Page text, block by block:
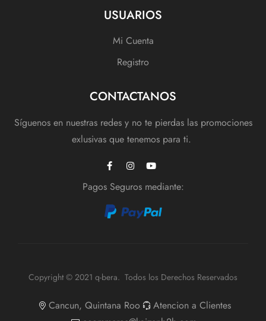
USUARIOS
Mi Cuenta
Registro
CONTACTANOS
Síguenos en nuestras redes y no te pierdas las promociones
exlusivas que tenemos para ti.
Pagos Seguros mediante:
Copyright © 2021 q-bera. Todos los Derechos Reservados
Cancun, Quintana Roo
Atencion a Clientes